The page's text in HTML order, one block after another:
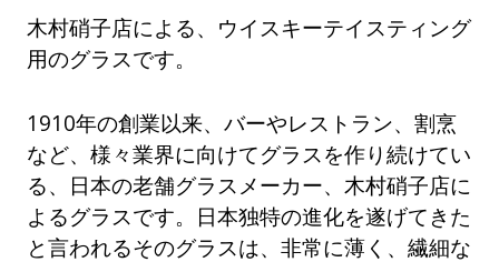
木村硝子店による、ウイスキーテイスティング
用のグラスです。
1910年の創業以来、バーやレストラン、割烹
など、様々業界に向けてグラスを作り続けてい
る、日本の老舗グラスメーカー、木村硝子店に
よるグラスです。日本独特の進化を遂げてきた
と言われるそのグラスは、非常に薄く、繊細な